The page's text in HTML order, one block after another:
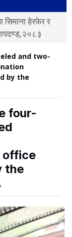
सिमाना हेरफेर र
and two-
by the
four-
office
the